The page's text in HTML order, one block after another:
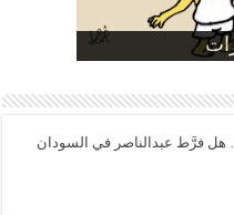
مصر
هل فرَّط عبدالناصر في السودان